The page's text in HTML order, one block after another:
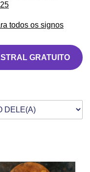
todos os signos
GRATUITO